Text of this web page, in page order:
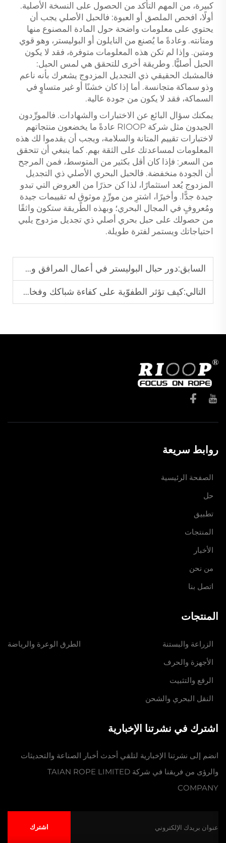
كبيرة، من المهم التأكد من الحصول على النسخة الأصلية.
أولًا، افحص الملصق أو العبوة: فالحبل الأصلي يجب أن
يحتوي على معلومات واضحة حول المادة المصنوع منها
ومتانته. وعادةً ما يُصنع من النايلون أو البوليستر، وهو قوي
ومتين. وإذا لم تكن هذه المعلومات متوفرة، فقد لا يكون
الحبل أصليًّا. وطريقة أخرى للتحقق هي لمس الحبل:
فالمشبك الحقيقي ذي التجديل المزدوج يشعرك بأنه ناعم
وذو سماكة متجانسة. أما إذا كان خشنًا أو غير متساوٍ في
السماكة، فقد لا يكون من جودة عالية.
يمكنك سؤال البائع عن الاختبارات والشهادات. فالمورِّدون
الجيدون مثل شركة RIOOP عادةً ما يخضعون منتجاتهم
لاختبارات تقييم المتانة والسلامة، ويجب أن يقدموا لك هذه
المعلومات لمساعدتك على الثقة بهم. كما ينبغي أن تتحقق
من السعر: فإذا كان أقل بكثير من المتوسط، فمن المرجح
أن الجودة منخفضة. فالحبل البحري الأصلي ذي التجديل
المزدوج يُعد استثمارًا، لذا كن حذرًا من العروض التي تبدو
جيدة جدًّا. وأخيرًا، اشترِ من مورِّدٍ موثوقٍ له تقييمات جيدة
ومُعروفٍ في المجال البحري؛ وبهذه الطريقة ستكون واثقًا
من حصولك على حبل بحري أصلي ذي تجديل مزدوج يلبي
احتياجاتك ويستمر لفترة طويلة.
السابق:دور حبال البوليستر في أعمال المرافق وسحب الأسلاك
التالي:كيف تؤثر الطفوّية على كفاءة شباكك وفخاخك الصيدية
روابط سريعة
الصفحة الرئيسية
حل
تطبيق
المنتجات
الأخبار
من نحن
اتصل بنا
المنتجات
الزراعة والبستنة
الأجهزة والحرف
الرفع والتثبيت
النقل البحري والشحن
الطرق الوعرة والرياضة
اشترك في نشرتنا الإخبارية
انضم إلى نشرتنا الإخبارية لتلقي أحدث أخبار الصناعة والتحديثات
والرؤى من فريقنا في شركة TAIAN ROPE LIMITED
COMPANY
اشترك